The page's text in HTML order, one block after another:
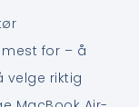
for – å
velge riktig